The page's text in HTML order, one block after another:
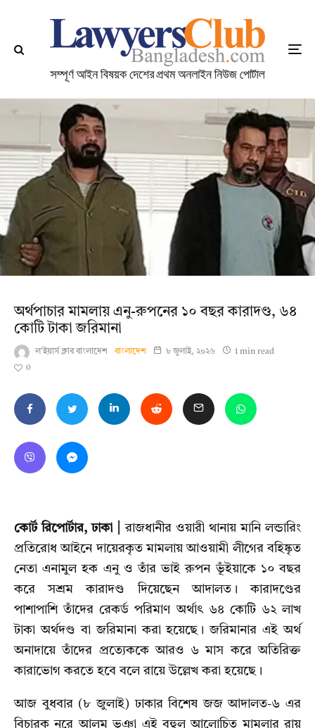
অর্থপাচার মামলায় এনু-রুপনের ১০ বছর কারাদণ্ড, ৬৪
কোটি টাকা জরিমানা
ল'ইয়ার্স ক্লাব বাংলাদেশ বাংলাদেশ ৮ জুলাই, ২০২৬
1 min read
0
কোর্ট রিপোর্টার, ঢাকা |রাজধানীর ওয়ারী থানায় মানি লন্ডারিং
প্রতিরোধ আইনে দায়েরকৃত মামলায় আওয়ামী লীগের বহিষ্কৃত
নেতা এনামুল হক এনু ও তাঁর ভাই রুপন ভূঁইয়াকে ১০ বছর
করে সশ্রম কারাদণ্ড দিয়েছেন আদালত। কারাদণ্ডের
পাশাপাশি তাঁদের রেকর্ড পরিমাণ অর্থাৎ ৬৪ কোটি ৬২ লাখ
টাকা অর্থদণ্ড বা জরিমানা করা হয়েছে। জরিমানার এই অর্থ
অনাদায়ে তাঁদের প্রত্যেককে আরও ৬ মাস করে অতিরিক্ত
কারাভোগ করতে হবে বলে রায়ে উল্লেখ করা হয়েছে।
আজ বুধবার (৮ জুলাই) ঢাকার বিশেষ জজ আদালত-৬ এর
বিচারক নূরে আলম ভূঞা এই বহুল আলোচিত মামলার রায়